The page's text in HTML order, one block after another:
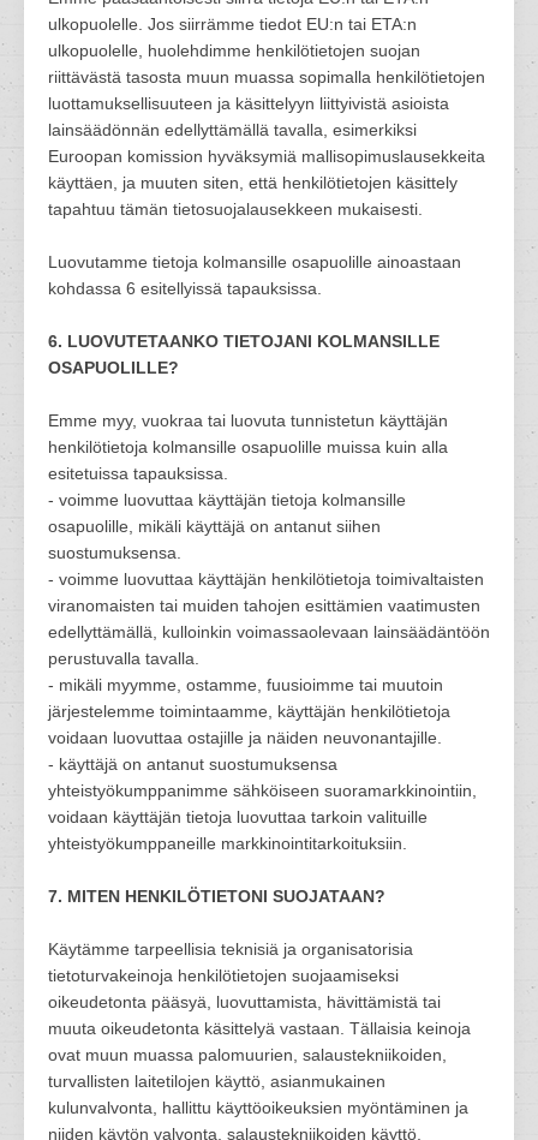
ulkopuolelle. Jos siirrämme tiedot EU:n tai ETA:n
ulkopuolelle, huolehdimme henkilötietojen suojan
riittävästä tasosta muun muassa sopimalla henkilötietojen
luottamuksellisuuteen ja käsittelyyn liittyivistä asioista
lainsäädönnän edellyttämällä tavalla, esimerkiksi
Euroopan komission hyväksymiä mallisopimuslausekkeita
käyttäen, ja muuten siten, että henkilötietojen käsittely
tapahtuu tämän tietosuojalausekkeen mukaisesti.
Luovutamme tietoja kolmansille osapuolille ainoastaan
kohdassa 6 esitellyissä tapauksissa.
6. LUOVUTETAANKO TIETOJANI KOLMANSILLE
OSAPUOLILLE?
Emme myy, vuokraa tai luovuta tunnistetun käyttäjän
henkilötietoja kolmansille osapuolille muissa kuin alla
esitetuissa tapauksissa.
- voimme luovuttaa käyttäjän tietoja kolmansille
osapuolille, mikäli käyttäjä on antanut siihen
suostumuksensa.
- voimme luovuttaa käyttäjän henkilötietoja toimivaltaisten
viranomaisten tai muiden tahojen esittämien vaatimusten
edellyttämällä, kulloinkin voimassaolevaan lainsäädäntöön
perustuvalla tavalla.
- mikäli myymme, ostamme, fuusioimme tai muutoin
järjestelemme toimintaamme, käyttäjän henkilötietoja
voidaan luovuttaa ostajille ja näiden neuvonantajille.
- käyttäjä on antanut suostumuksensa
yhteistyökumppanimme sähköiseen suoramarkkinointiin,
voidaan käyttäjän tietoja luovuttaa tarkoin valituille
yhteistyökumppaneille markkinointitarkoituksiin.
7. MITEN HENKILÖTIETONI SUOJATAAN?
Käytämme tarpeellisia teknisiä ja organisatorisia
tietoturvakeinoja henkilötietojen suojaamiseksi
oikeudetonta pääsyä, luovuttamista, hävittämistä tai
muuta oikeudetonta käsittelyä vastaan. Tällaisia keinoja
ovat muun muassa palomuurien, salaustekniikoiden,
turvallisten laitetilojen käyttö, asianmukainen
kulunvalvonta, hallittu käyttöoikeuksien myöntäminen ja
niiden käytön valvonta, salaustekniikoiden käyttö,